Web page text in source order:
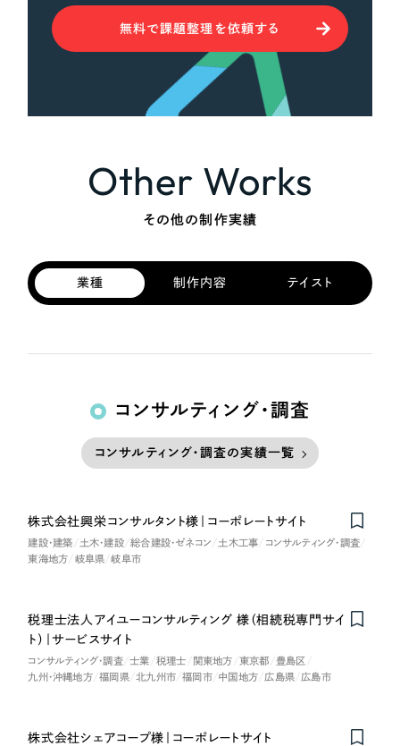
無料で課題整理を依頼する
Other Works
その他の制作実績
業種 制作内容 テイスト
コンサルティング・調査
コンサルティング・調査の実績一覧
株式会社興栄コンサルタント様｜コーポレートサイト
建設・建築 土木・建設 総合建設・ゼネコン 土木工事
コンサルティング・調査
東海地方
岐阜県 岐阜市
税理士法人アイユーコンサルティング 様（相続税専門サイ
ト）｜サービスサイト
コンサルティング・調査 士業 税理士 関東地方 東京都
豊島区
九州・沖縄地方
福岡県 北九州市 福岡市 中国地方 広島県 広島市
Nominee
株式会社シェアコープ様｜コーポレートサイト